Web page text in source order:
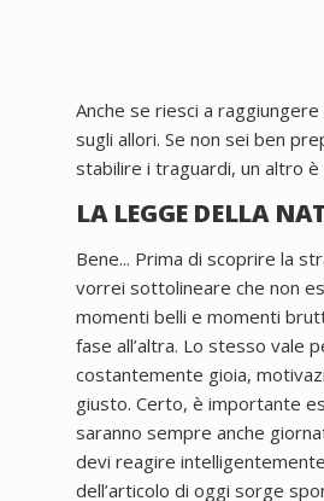
Anche se riesci a
sugli allori. Se non sei ben
stabilire i traguardi, un altro
LA LEGGE DELLA
Bene... Prima di scoprire la
vorrei sottolineare che non
momenti belli e momenti
fase all’altra. Lo stesso vale
costantemente gioia,
giusto. Certo, è importante
saranno sempre anche
devi reagire
dell’articolo di oggi sorge